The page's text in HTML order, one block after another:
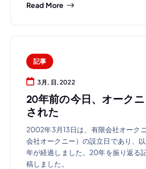
Read More
記事
3月, 日, 2022
20年前の今日、オーク
された
2002年3月13日は、有限会社オーク
会社オークニー）の設立日であり、
年が経過しました。20年を振り返る
稿しました。